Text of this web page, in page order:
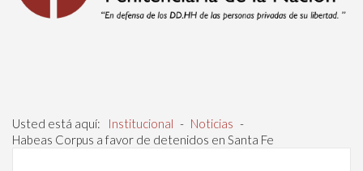
Usted está aquí: Institucional - Noticias -
Habeas Corpus a favor de detenidos en Santa Fe